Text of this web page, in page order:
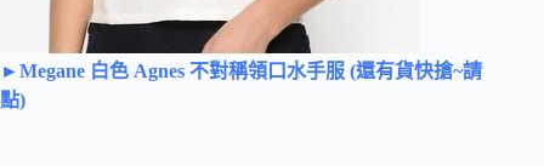
►Megane 白色 Agnes 不對稱領口水手服 (還有貨快搶~請
點)